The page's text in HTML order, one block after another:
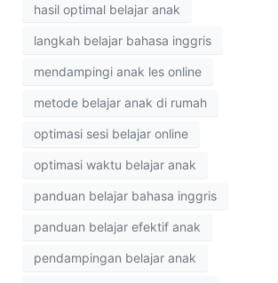
hasil optimal belajar anak
langkah belajar bahasa inggris
mendampingi anak les online
metode belajar anak di rumah
optimasi sesi belajar online
optimasi waktu belajar anak
panduan belajar bahasa inggris
panduan belajar efektif anak
pendampingan belajar anak